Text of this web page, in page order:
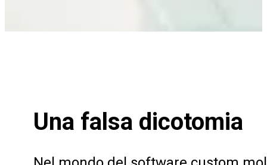
Una falsa dicotomia